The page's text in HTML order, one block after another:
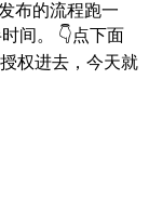
布的流程跑一
间。 👇点下面
权进去，今天就